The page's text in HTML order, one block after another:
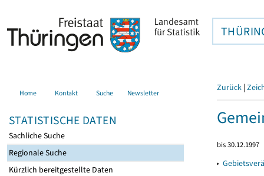
Home Kontakt Suche Newsletter
STATISTISCHE DATEN
Sachliche Suche
Regionale Suche
Kürzlich bereitgestellte Daten
Zurück |
bis 30.12.1997
▸